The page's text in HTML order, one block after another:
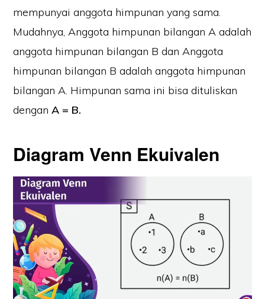
mempunyai anggota himpunan yang sama.
Mudahnya, Anggota himpunan bilangan A adalah
anggota himpunan bilangan B dan Anggota
himpunan bilangan B adalah anggota himpunan
bilangan A. Himpunan sama ini bisa dituliskan
denganA = B.
Diagram Venn Ekuivalen